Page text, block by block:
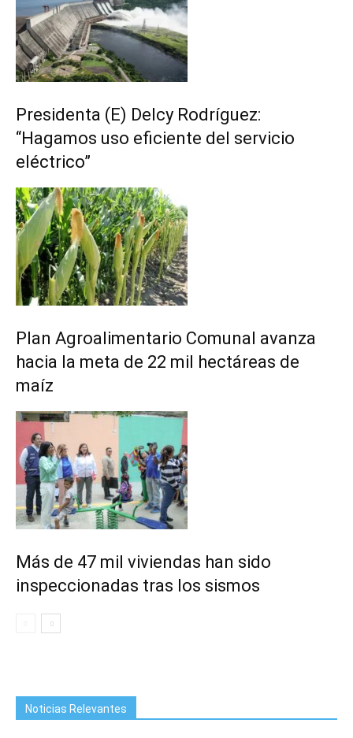
Presidenta (E) Delcy Rodríguez:
“Hagamos uso eficiente del servicio
eléctrico”
Plan Agroalimentario Comunal avanza
hacia la meta de 22 mil hectáreas de
maíz
Más de 47 mil viviendas han sido
inspeccionadas tras los sismos
Noticias Relevantes